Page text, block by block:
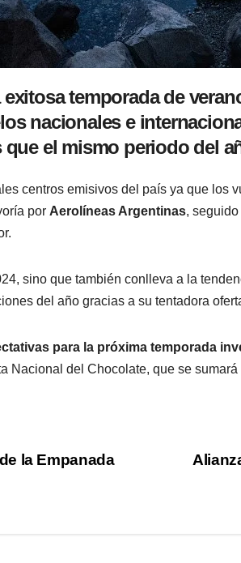
temporada de
nacionales e
el mismo periodo del
centros emisivos del país ya que los
por Aerolíneas Argentinas,
sino que también conlleva a la
del año gracias a su tentadora
para la próxima temporada
Nacional del Chocolate, que se
la Empanada